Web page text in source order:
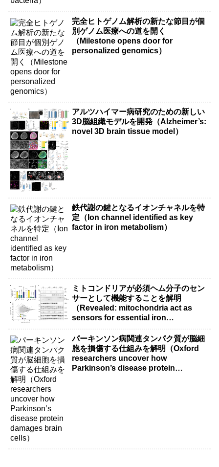
完全ヒトゲノム解析の新たな節目が個
別ゲノム医療への道を開く
（Milestone opens door for
personalized genomics）
アルツハイマー病研究のための新しい
3D脳組織モデルを開発（Alzheimer’s:
novel 3D brain tissue model）
鉄代謝の鍵となるイオンチャネルを特
定（Ion channel identified as key
factor in iron metabolism）
ミトコンドリアが必須ヘム分子のセン
サーとして機能することを解明
（Revealed: mitochondria act as
sensors for essential iron
パーキンソン病関連タンパク質が脳細
胞を損傷する仕組みを解明（Oxford
researchers uncover how
Parkinson’s disease protein